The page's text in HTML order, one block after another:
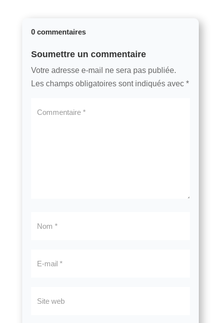
0 commentaires
Soumettre un commentaire
Votre adresse e-mail ne sera pas publiée.
Les champs obligatoires sont indiqués avec *